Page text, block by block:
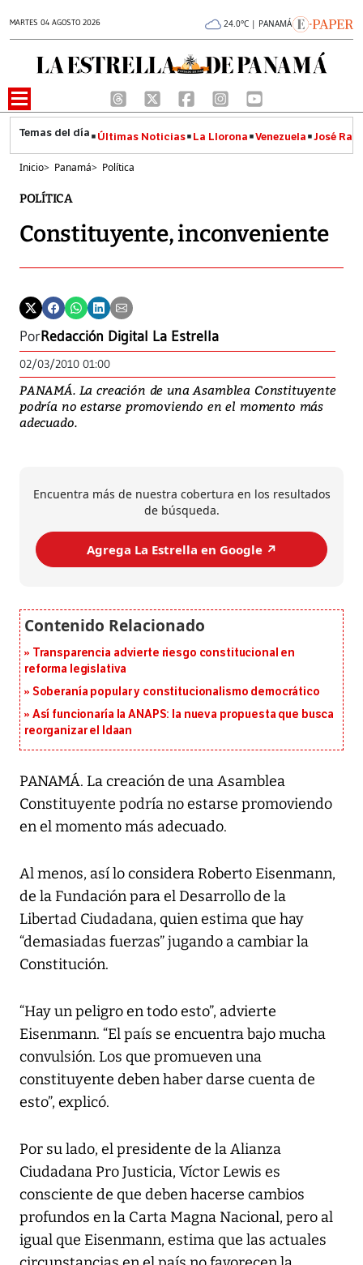
MARTES 04 AGOSTO 2026 24.0°C | PANAMÁ
Últimas Noticias La Llorona Venezuela José
Inicio> Panamá> Política
POLÍTICA
Constituyente, inconveniente
PorRedacción Digital La Estrella
02/03/2010 01:00
PANAMÁ. La creación de una Asamblea Constituyente
podría no estarse promoviendo en el momento más
adecuado.
Encuentra más de nuestra cobertura en los resultados
de búsqueda.
Agrega La Estrella en Google ↗️
Transparencia advierte riesgo constitucional en
reforma legislativa
Soberanía popular y constitucionalismo democrático
Así funcionaría la ANAPS: la nueva propuesta que busca
reorganizar el Idaan
PANAMÁ. La creación de una Asamblea
Constituyente podría no estarse promoviendo
en el momento más adecuado.
Al menos, así lo considera Roberto Eisenmann,
de la Fundación para el Desarrollo de la
Libertad Ciudadana, quien estima que hay
“demasiadas fuerzas” jugando a cambiar la
Constitución.
“Hay un peligro en todo esto”, advierte
Eisenmann. “El país se encuentra bajo mucha
convulsión. Los que promueven una
constituyente deben haber darse cuenta de
esto”, explicó.
Por su lado, el presidente de la Alianza
Ciudadana Pro Justicia, Víctor Lewis es
consciente de que deben hacerse cambios
profundos en la Carta Magna Nacional, pero al
igual que Eisenmann, estima que las actuales